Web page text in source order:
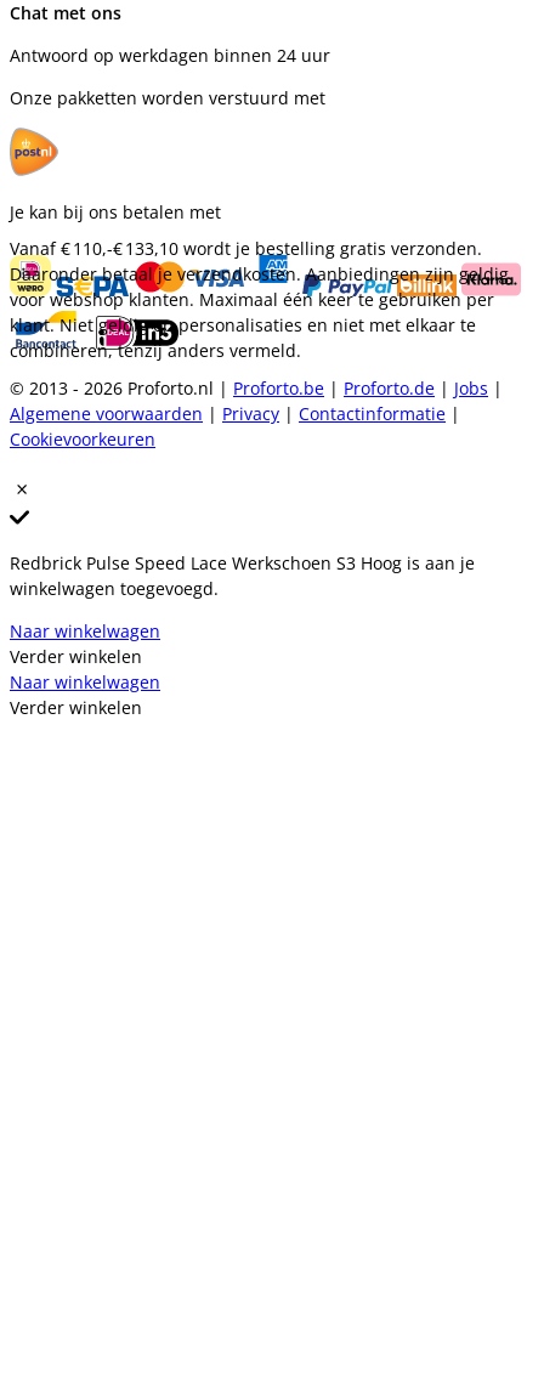
Chat met ons
Antwoord op werkdagen binnen 24 uur
Onze pakketten worden verstuurd met
Je kan bij ons betalen met
Vanaf€ 110,-€ 133,10 wordt je bestelling gratis verzonden.
Daaronder betaal je verzendkosten. Aanbiedingen zijn geldig
voor webshop klanten. Maximaal één keer te gebruiken per
klant. Niet geldig op personalisaties en niet met elkaar te
combineren, tenzij anders vermeld.
© 2013 - 2026 Proforto.nl | Proforto.be | Proforto.de | Jobs |
Algemene voorwaarden | Privacy | Contactinformatie |
Cookievoorkeuren
Redbrick Pulse Speed Lace Werkschoen S3 Hoog is aan je
winkelwagen toegevoegd.
Naar winkelwagen
Verder winkelen
Naar winkelwagen
Verder winkelen